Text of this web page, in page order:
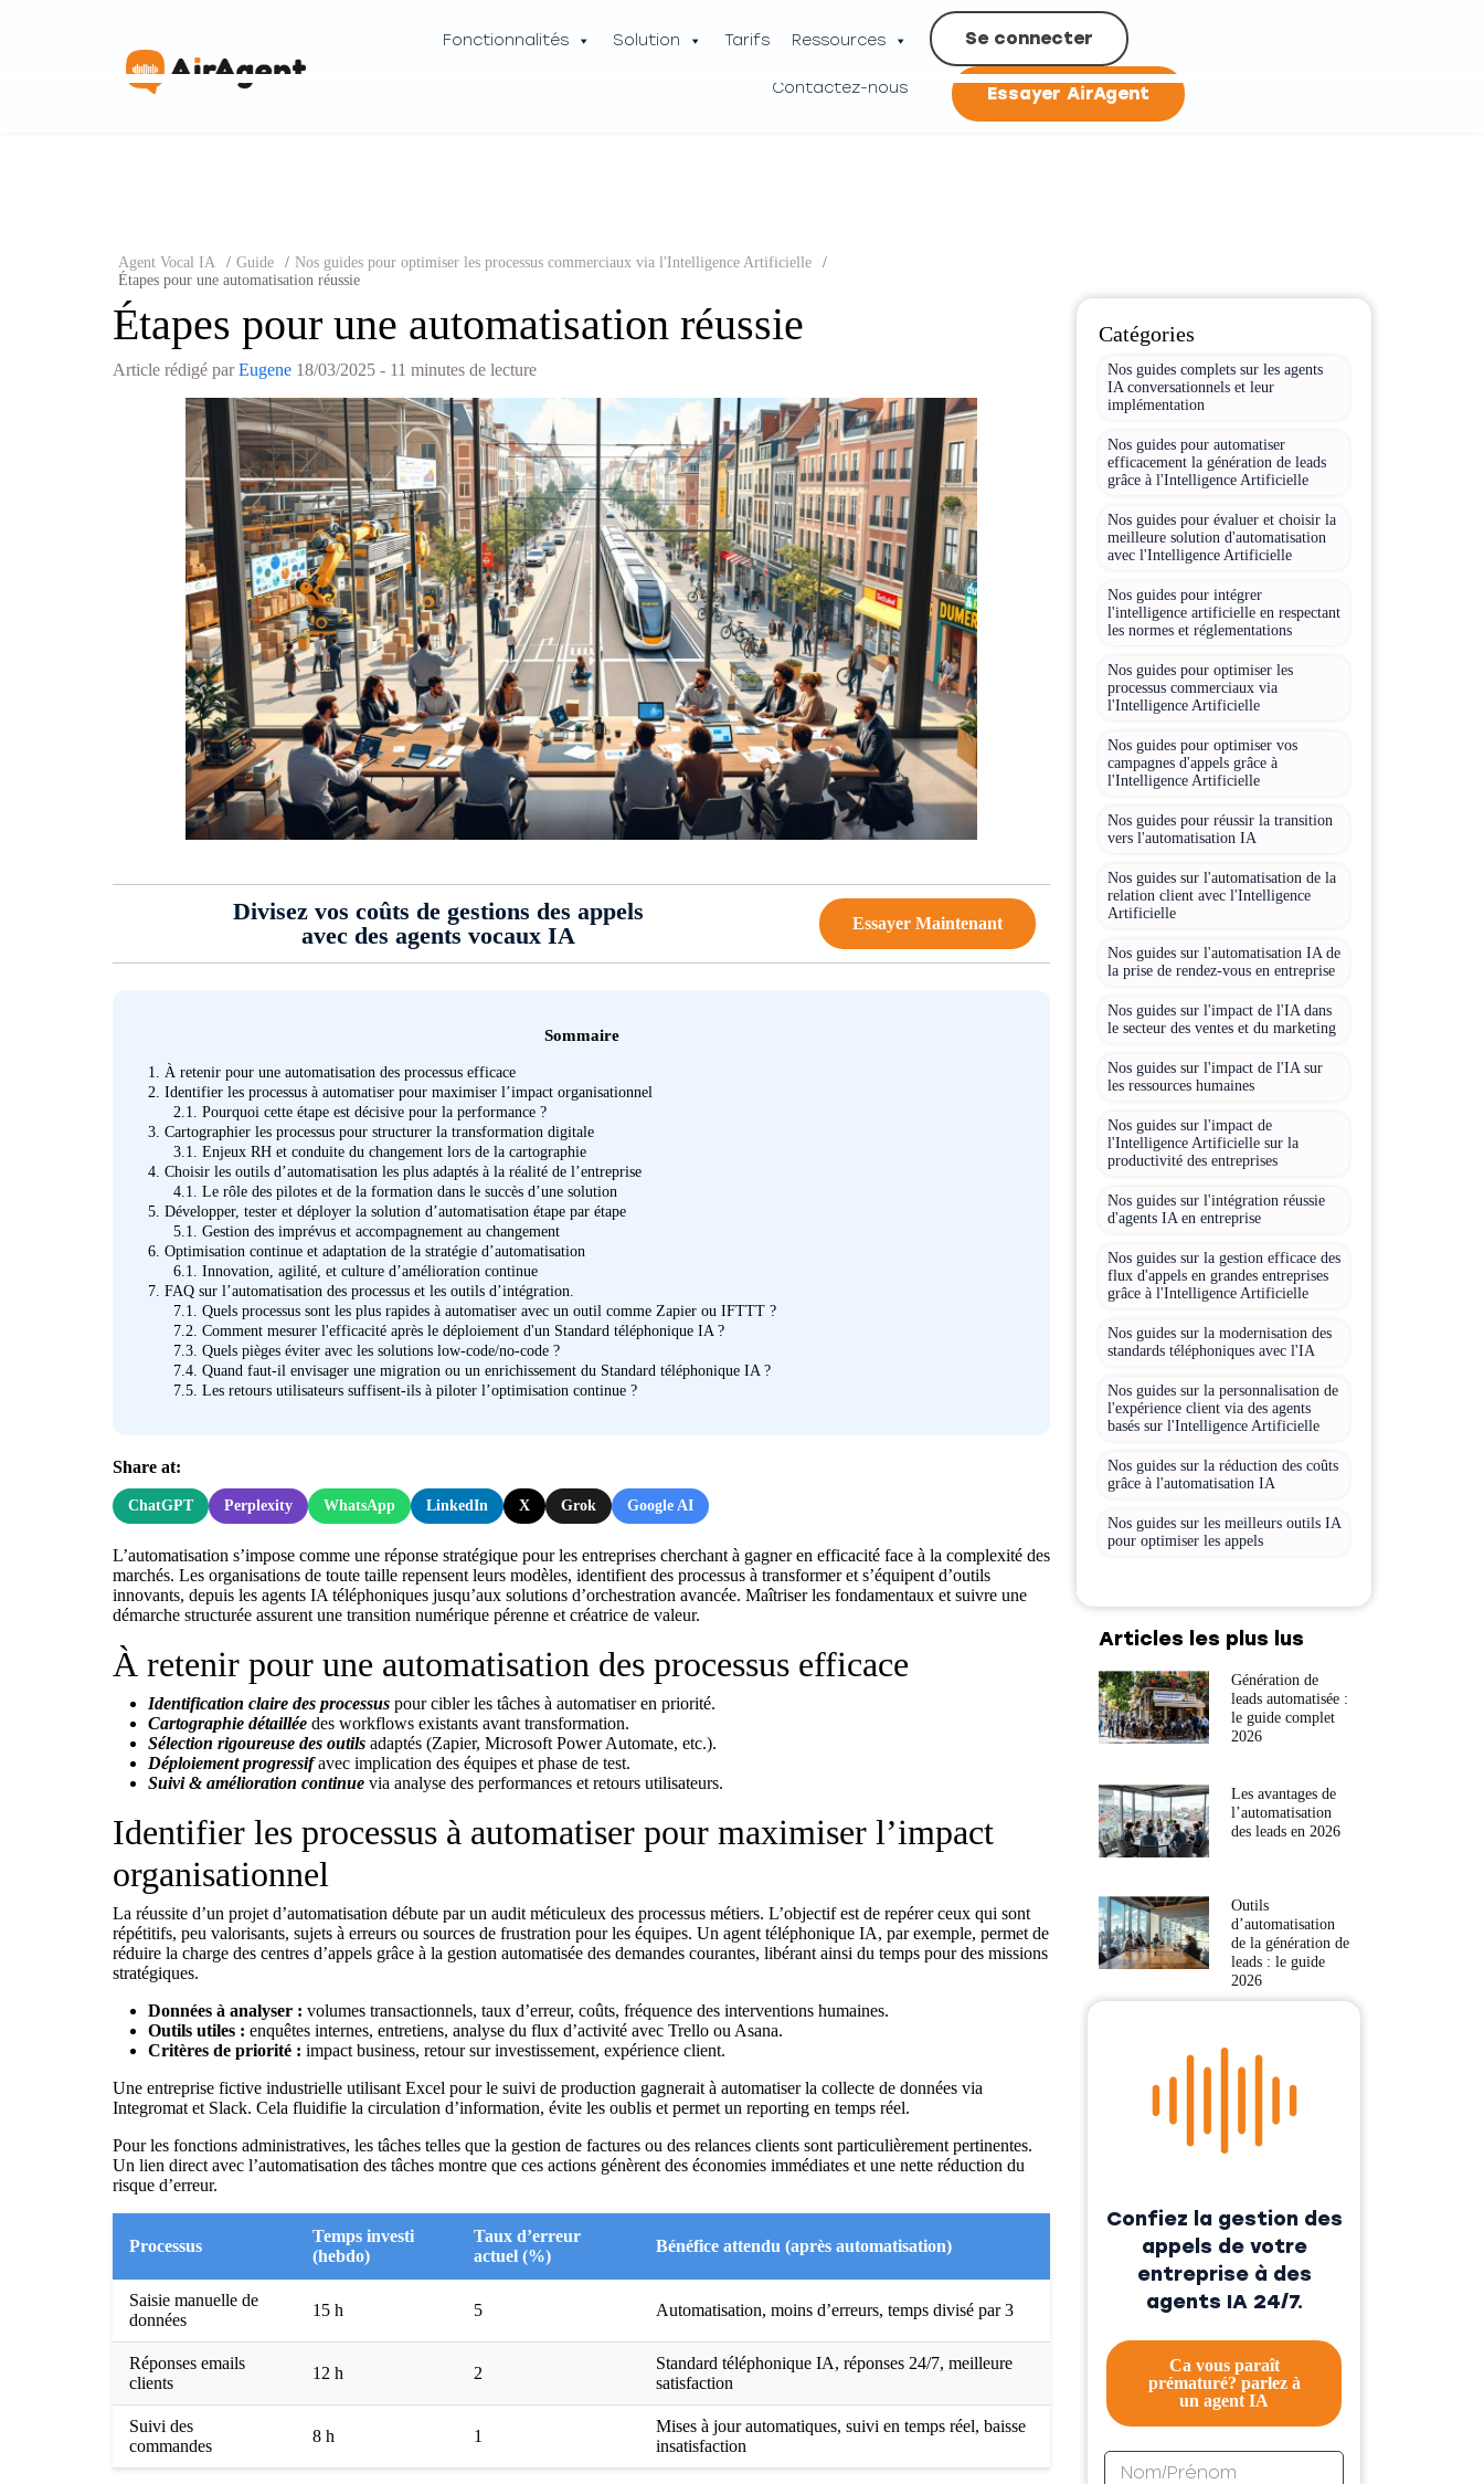
Fonctionnalités Solution Tarifs Ressources
Contactez-nous
Se connecter
Essayer AirAgent
Agent Vocal IA / Guide / Nos guides pour optimiser les processus commerciaux via l'Intelligence Artificielle
/
Étapes pour une automatisation réussie
Étapes pour une automatisation réussie
Article rédigé parEugene 18/03/2025 - 11 minutes de lecture
Divisez vos coûts de gestions des appels
avec des agents vocaux IA
Essayer Maintenant
Sommaire
1. À retenir pour une automatisation des processus efficace
2. Identifier les processus à automatiser pour maximiser l’impact organisationnel
2.1. Pourquoi cette étape est décisive pour la performance ?
3. Cartographier les processus pour structurer la transformation digitale
3.1. Enjeux RH et conduite du changement lors de la cartographie
4. Choisir les outils d’automatisation les plus adaptés à la réalité de l’entreprise
4.1. Le rôle des pilotes et de la formation dans le succès d’une solution
5. Développer, tester et déployer la solution d’automatisation étape par étape
5.1. Gestion des imprévus et accompagnement au changement
6. Optimisation continue et adaptation de la stratégie d’automatisation
6.1. Innovation, agilité, et culture d’amélioration continue
7. FAQ sur l’automatisation des processus et les outils d’intégration.
7.1. Quels processus sont les plus rapides à automatiser avec un outil comme Zapier ou IFTTT ?
7.2. Comment mesurer l'efficacité après le déploiement d'un Standard téléphonique IA ?
7.3. Quels pièges éviter avec les solutions low-code/no-code ?
7.4. Quand faut-il envisager une migration ou un enrichissement du Standard téléphonique IA ?
7.5. Les retours utilisateurs suffisent-ils à piloter l’optimisation continue ?
Share at:
ChatGPT Perplexity WhatsApp LinkedIn X Grok Google AI
L’automatisation s’impose comme une réponse stratégique pour les entreprises cherchant à gagner en efficacité face à la complexité des
marchés. Les organisations de toute taille repensent leurs modèles, identifient des processus à transformer et s’équipent d’outils
innovants, depuis les agents IA téléphoniques jusqu’aux solutions d’orchestration avancée. Maîtriser les fondamentaux et suivre une
démarche structurée assurent une transition numérique pérenne et créatrice de valeur.
À retenir pour une automatisation des processus efficace
Identification claire des processus pour cibler les tâches à automatiser en priorité.
Cartographie détaillée des workflows existants avant transformation.
Sélection rigoureuse des outils adaptés (Zapier, Microsoft Power Automate, etc.).
Déploiement progressifavec implication des équipes et phase de test.
Suivi & amélioration continue via analyse des performances et retours utilisateurs.
Identifier les processus à automatiser pour maximiser l’impact
organisationnel
La réussite d’un projet d’automatisation débute par un audit méticuleux des processus métiers. L’objectif est de repérer ceux qui sont
répétitifs, peu valorisants, sujets à erreurs ou sources de frustration pour les équipes. Un agent téléphonique IA, par exemple, permet de
réduire la charge des centres d’appels grâce à la gestion automatisée des demandes courantes, libérant ainsi du temps pour des missions
stratégiques.
Données à analyser : volumes transactionnels, taux d’erreur, coûts, fréquence des interventions humaines.
Outils utiles : enquêtes internes, entretiens, analyse du flux d’activité avec Trello ou Asana.
Critères de priorité : impact business, retour sur investissement, expérience client.
Une entreprise fictive industrielle utilisant Excel pour le suivi de production gagnerait à automatiser la collecte de données via
Integromat et Slack. Cela fluidifie la circulation d’information, évite les oublis et permet un reporting en temps réel.
Pour les fonctions administratives, les tâches telles que la gestion de factures ou des relances clients sont particulièrement pertinentes.
Un lien direct avec l’automatisation des tâches montre que ces actions génèrent des économies immédiates et une nette réduction du
risque d’erreur.
Processus
Temps investi
(hebdo)
Taux d’erreur
actuel (%)
Bénéfice attendu (après automatisation)
Saisie manuelle de
données
15 h 5 Automatisation, moins d’erreurs, temps divisé par 3
Réponses emails
clients
12 h 2
Standard téléphonique IA, réponses 24/7, meilleure
satisfaction
Suivi des
commandes
8 h 1
Mises à jour automatiques, suivi en temps réel, baisse
insatisfaction
Catégories
Nos guides complets sur les agents
IA conversationnels et leur
implémentation
Nos guides pour automatiser
efficacement la génération de leads
grâce à l'Intelligence Artificielle
Nos guides pour évaluer et choisir la
meilleure solution d'automatisation
avec l'Intelligence Artificielle
Nos guides pour intégrer
l'intelligence artificielle en respectant
les normes et réglementations
Nos guides pour optimiser les
processus commerciaux via
l'Intelligence Artificielle
Nos guides pour optimiser vos
campagnes d'appels grâce à
l'Intelligence Artificielle
Nos guides pour réussir la transition
vers l'automatisation IA
Nos guides sur l'automatisation de la
relation client avec l'Intelligence
Artificielle
Nos guides sur l'automatisation IA de
la prise de rendez-vous en entreprise
Nos guides sur l'impact de l'IA dans
le secteur des ventes et du marketing
Nos guides sur l'impact de l'IA sur
les ressources humaines
Nos guides sur l'impact de
l'Intelligence Artificielle sur la
productivité des entreprises
Nos guides sur l'intégration réussie
d'agents IA en entreprise
Nos guides sur la gestion efficace des
flux d'appels en grandes entreprises
grâce à l'Intelligence Artificielle
Nos guides sur la modernisation des
standards téléphoniques avec l'IA
Nos guides sur la personnalisation de
l'expérience client via des agents
basés sur l'Intelligence Artificielle
Nos guides sur la réduction des coûts
grâce à l'automatisation IA
Nos guides sur les meilleurs outils IA
pour optimiser les appels
Articles les plus lus
Génération de
leads automatisée :
le guide complet
2026
Les avantages de
l’automatisation
des leads en 2026
Outils
d’automatisation
de la génération de
leads : le guide
2026
Confiez la gestion des
appels de votre
entreprise à des
agents IA 24/7.
Ca vous paraît
prématuré? parlez à
un agent IA